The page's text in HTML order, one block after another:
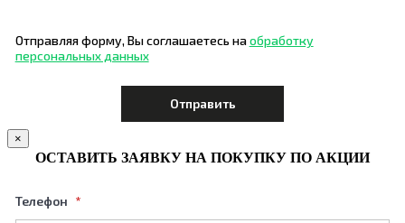
Отправляя форму, Вы соглашаетесь наобработку
персональных данных
×
ОСТАВИТЬ ЗАЯВКУ НА ПОКУПКУ ПО АКЦИИ
Телефон